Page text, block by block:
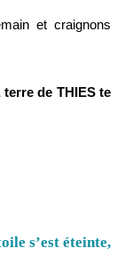
et craignons
de THIES te
s’est éteinte,